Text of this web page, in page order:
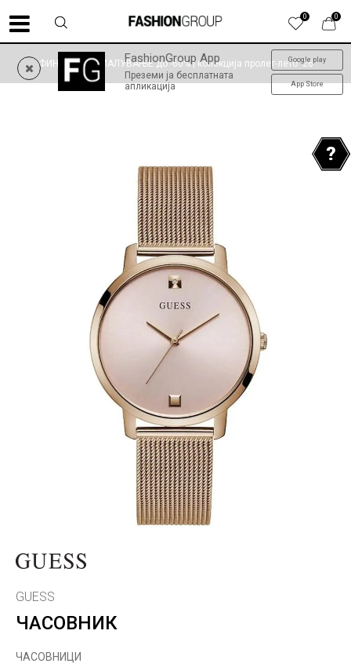
0
0
FashionGroup App
Преземи ја бесплатната
апликација
Google play
App Store
ФИНАЛНО НАМАЛУВАЊЕ до -60% | колекција пролет-лето '26
GUESS
ЧАСОВНИК
ЧАСОВНИЦИ